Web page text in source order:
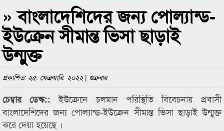
পুরস্কার বিতরণ সম্পন্ন
» বাংলাদেশিদের জন্য পোল্যান্ড-
ইউক্রেন সীমান্ত ভিসা ছাড়াই
উন্মুক্ত
প্রকাশিত: ২৫. ফেব্রুয়ারি. ২০২২ | শুক্রবার
চেম্বার ডেস্ক::ইউক্রেনে চলমান পরিস্থিতি বিবেচনায় প্রবাসী
বাংলাদেশিদের জন্য পোল্যান্ড-ইউক্রেন সীমান্ত ভিসা ছাড়াই উন্মুক্ত
করে দেয়া হয়েছে ।